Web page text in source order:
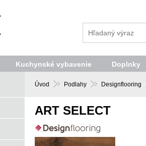
Úvod Podlahy Designflooring
ART SELECT
Kuchynské vybavenie Doplnky